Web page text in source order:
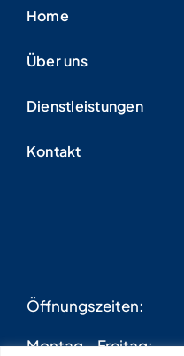
Home
Über uns
Dienstleistungen
Kontakt
Öffnungszeiten:
Montag – Freitag: